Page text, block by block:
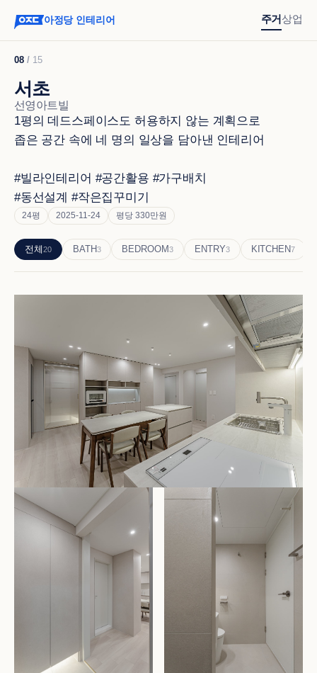
아정당 인테리어 주거상업
08 / 15
서초
선영아트빌
1평의 데드스페이스도 허용하지 않는 계획으로
좁은 공간 속에 네 명의 일상을 담아낸 인테리어
#빌라인테리어 #공간활용 #가구배치
#동선설계 #작은집꾸미기
24평 2025-11-24 평당 330만원
전체 20 BATH3 BEDROOM3 ENTRY3 KITCHEN7